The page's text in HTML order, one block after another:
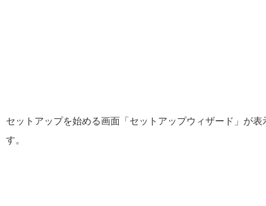
セットアップを始める画面「セットアップウィザード」が表
す。